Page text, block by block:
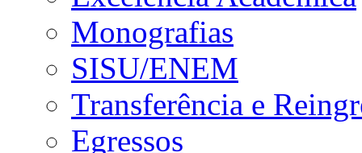
Monografias
SISU/ENEM
Transferência e
Egressos